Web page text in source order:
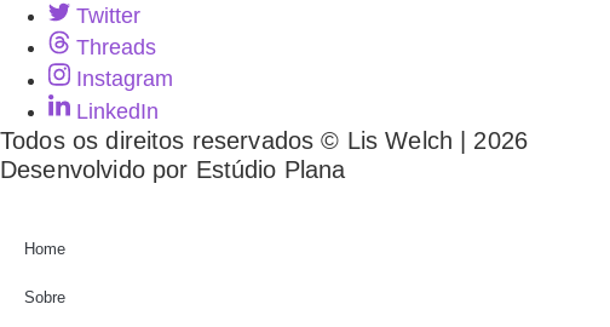
Twitter
Threads
Instagram
LinkedIn
Todos os direitos reservados © Lis Welch | 2026
Desenvolvido por Estúdio Plana
Home
Sobre